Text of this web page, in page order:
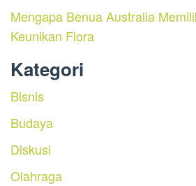
Mengapa Benua Australia
Keunikan Flora
Kategori
Bisnis
Budaya
Diskusi
Olahraga